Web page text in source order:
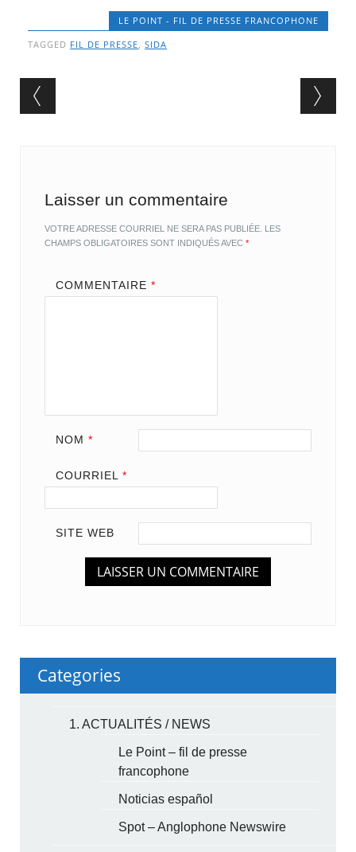
LE POINT - FIL DE PRESSE FRANCOPHONE
TAGGED FIL DE PRESSE,SIDA
Post navigation
Laisser un commentaire
VOTRE ADRESSE COURRIEL NE SERA PAS PUBLIÉE. LES
CHAMPS OBLIGATOIRES SONT INDIQUÉS AVEC*
COMMENTAIRE *
NOM *
COURRIEL *
SITE WEB
Categories
1. ACTUALITÉS / NEWS
Le Point – fil de presse
francophone
Noticias español
Spot – Anglophone Newswire